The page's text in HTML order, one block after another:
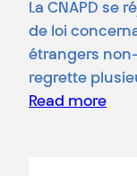
La CNAPD se
de loi
étrangers
regrette
Read more